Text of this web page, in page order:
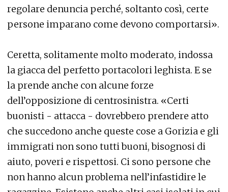
regolare denuncia perché, soltanto così, certe
persone imparano come devono comportarsi».
Ceretta, solitamente molto moderato, indossa
la giacca del perfetto portacolori leghista. E se
la prende anche con alcune forze
dell’opposizione di centrosinistra. «Certi
buonisti - attacca - dovrebbero prendere atto
che succedono anche queste cose a Gorizia e gli
immigrati non sono tutti buoni, bisognosi di
aiuto, poveri e rispettosi. Ci sono persone che
non hanno alcun problema nell’infastidire le